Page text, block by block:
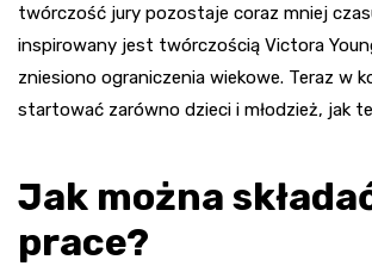
twórczość jury pozostaje coraz mniej
inspirowany jest twórczością Victora
zniesiono ograniczenia wiekowe. Teraz w
startować zarówno dzieci i młodzież, jak
Jak można
prace?